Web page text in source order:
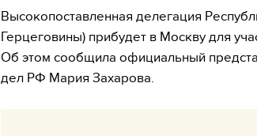
Высокопоставленная делегация
Герцеговины) прибудет в Москву для
Об этом сообщила официальный
дел РФ Мария Захарова.